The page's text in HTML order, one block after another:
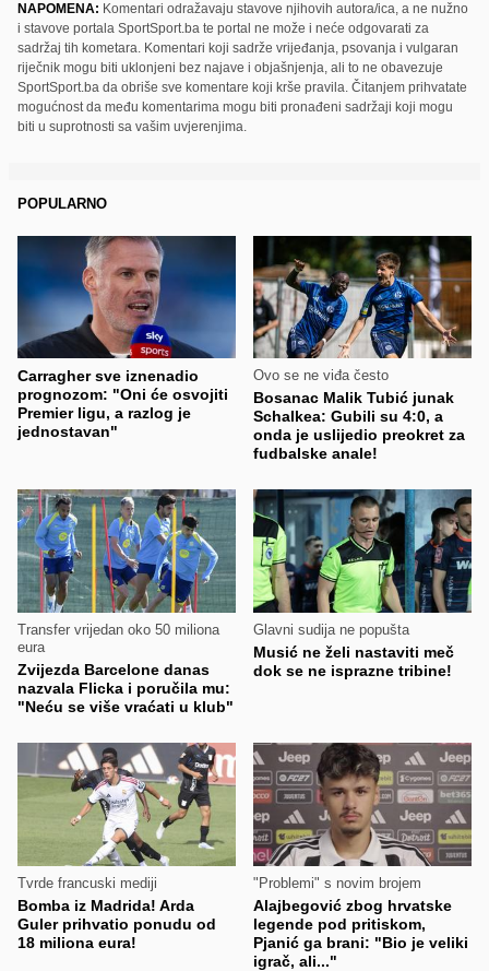
NAPOMENA: Komentari odražavaju stavove njihovih autora/ica, a ne nužno
i stavove portala SportSport.ba te portal ne može i neće odgovarati za
sadržaj tih kometara. Komentari koji sadrže vrijeđanja, psovanja i vulgaran
riječnik mogu biti uklonjeni bez najave i objašnjenja, ali to ne obavezuje
SportSport.ba da obriše sve komentare koji krše pravila. Čitanjem prihvatate
mogućnost da među komentarima mogu biti pronađeni sadržaji koji mogu
biti u suprotnosti sa vašim uvjerenjima.
POPULARNO
Carragher sve iznenadio
prognozom: "Oni će osvojiti
Premier ligu, a razlog je
jednostavan"
Ovo se ne viđa često
Bosanac Malik Tubić junak
Schalkea: Gubili su 4:0, a
onda je uslijedio preokret za
fudbalske anale!
Transfer vrijedan oko 50 miliona
eura
Zvijezda Barcelone danas
nazvala Flicka i poručila mu:
"Neću se više vraćati u klub"
Glavni sudija ne popušta
Musić ne želi nastaviti meč
dok se ne isprazne tribine!
Tvrde francuski mediji
Bomba iz Madrida! Arda
Guler prihvatio ponudu od
18 miliona eura!
"Problemi" s novim brojem
Alajbegović zbog hrvatske
legende pod pritiskom,
Pjanić ga brani: "Bio je veliki
igrač, ali..."